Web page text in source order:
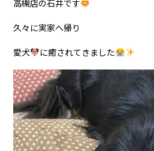
高槻店の石井です
久々に実家へ帰り
愛犬 に癒されてきました